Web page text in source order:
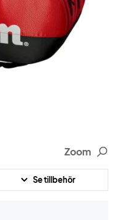
Zoom
Se tillbehör